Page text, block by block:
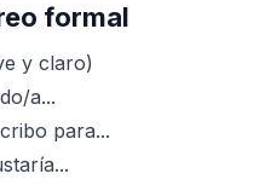
formal
y claro)
a...
para...